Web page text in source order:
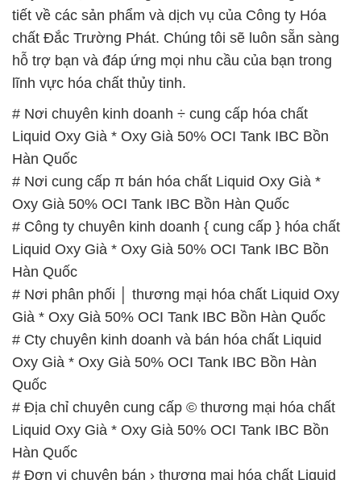
# Nơi chuyên kinh doanh ÷ cung cấp hóa chất
Liquid Oxy Già * Oxy Già 50% OCI Tank IBC Bồn
Hàn Quốc
# Nơi cung cấp π bán hóa chất Liquid Oxy Già *
Oxy Già 50% OCI Tank IBC Bồn Hàn Quốc
# Công ty chuyên kinh doanh { cung cấp } hóa chất
Liquid Oxy Già * Oxy Già 50% OCI Tank IBC Bồn
Hàn Quốc
# Nơi phân phối │ thương mại hóa chất Liquid Oxy
Già * Oxy Già 50% OCI Tank IBC Bồn Hàn Quốc
# Cty chuyên kinh doanh và bán hóa chất Liquid
Oxy Già * Oxy Già 50% OCI Tank IBC Bồn Hàn
Quốc
# Địa chỉ chuyên cung cấp © thương mại hóa chất
Liquid Oxy Già * Oxy Già 50% OCI Tank IBC Bồn
Hàn Quốc
# Đơn vị chuyên bán › thương mại hóa chất Liquid
Oxy Già * Oxy Già 50% OCI Tank IBC Bồn Hàn
Quốc
# Nhà cung cấp ⌡ bán hóa chất Liquid Oxy Già *
Oxy Già 50% OCI Tank IBC Bồn Hàn Quốc